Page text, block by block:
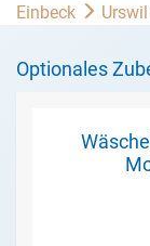
Einbeck
Optionales